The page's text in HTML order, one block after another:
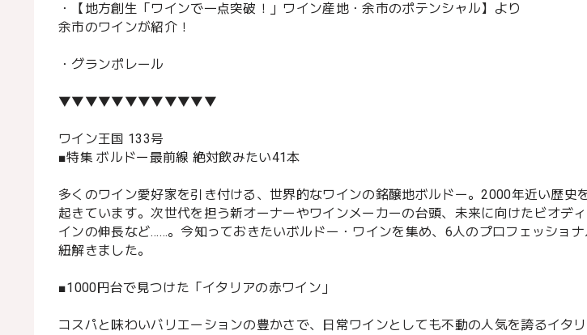
・【地方創生「ワインで一点突破！」ワイン産地・余市のポテンシャル】より
余市のワインが紹介！
・グランポレール
▼▼▼▼▼▼▼▼▼▼▼▼
ワイン王国 133号
■特集 ボルドー最前線 絶対飲みたい41本
多くのワイン愛好家を引き付ける、世界的なワインの銘醸地ボルドー。2000年近い歴史
起きています。次世代を担う新オーナーやワインメーカーの台頭、未来に向けたビオデ
インの伸長など……。今知っておきたいボルドー・ワインを集め、6人のプロフェッショナ
紐解きました。
■1000円台で見つけた「イタリアの赤ワイン」
コスパと味わいバリエーションの豊かさで、日常ワインとしても不動の人気を誇るイタ